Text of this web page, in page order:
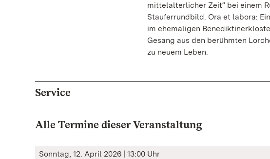
mittelalterlicher Zeit“ bei einem
Stauferrundbild. Ora et labora:
im ehemaligen
Gesang aus den berühmten
zu neuem Leben.
Service
Alle Termine dieser Veranstaltung
Sonntag, 12. April 2026 | 13:00 Uhr